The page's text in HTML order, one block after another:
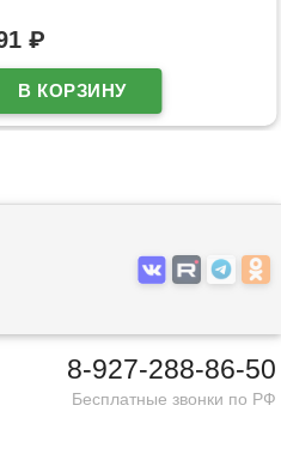
₽
8-927-288-86-50
Бесплатные звонки по РФ